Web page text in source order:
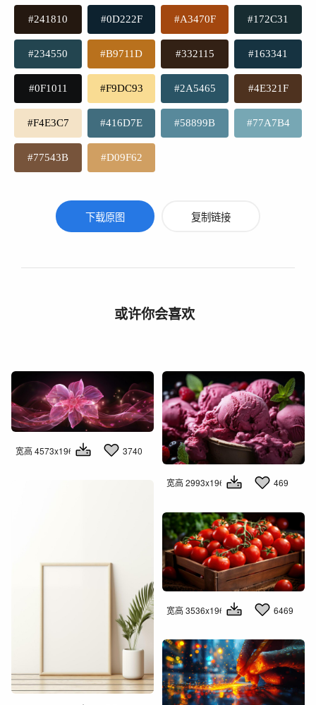
#241810 #0D222F #A3470F #172C31
#234550 #B9711D #332115 #163341
#0F1011 #F9DC93 #2A5465 #4E321F
#F4E3C7 #416D7E #58899B #77A7B4
#77543B #D09F62
下载原图 复制链接
或许你会喜欢
宽高 4573x1960 3740
宽高 2993x1960 469
宽高 3536x1960 6469